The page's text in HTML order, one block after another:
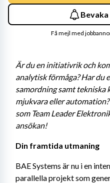
Är du en initiativrik och
analytisk förmåga? Har du
samordning samt tekniska
mjukvara eller
som Team Leader
ansökan!
Din framtida utmaning
BAE Systems är nu i en
parallella projekt som
Få mejl med